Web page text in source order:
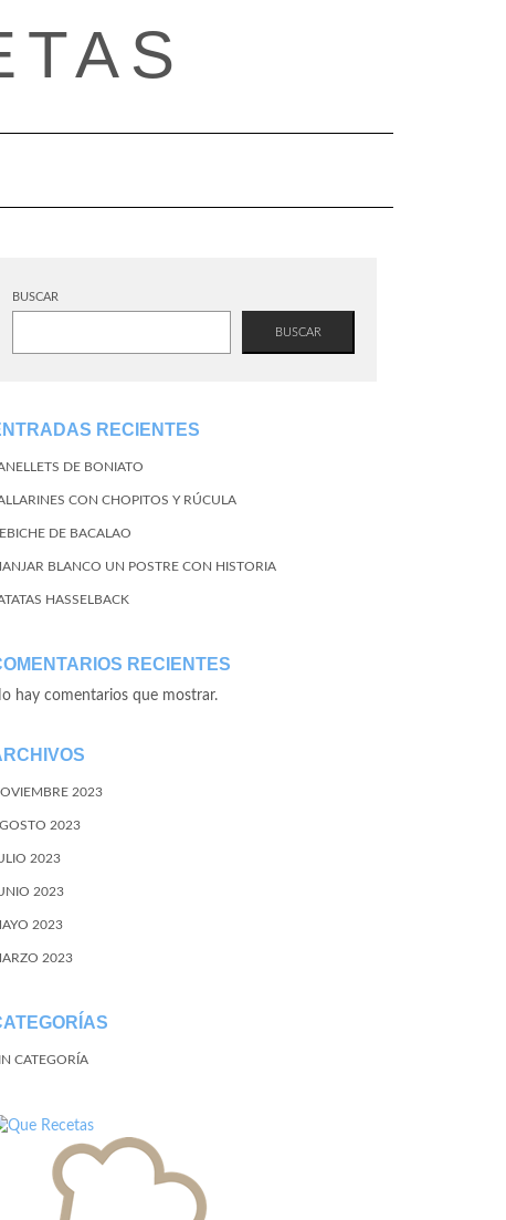
BUSCAR
BUSCAR
RECIENTES
DE BONIATO
CON CHOPITOS Y RÚCULA
DE BACALAO
BLANCO UN POSTRE CON HISTORIA
HASSELBACK
RECIENTES
hay comentarios que mostrar.
2023
2023
2023
2023
2023
2023
CATEGORÍA